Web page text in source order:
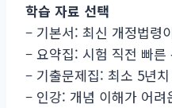
학습 자료 선택
– 기본서: 최신 개정법령
– 요약집: 시험 직전 빠른
– 기출문제집: 최소 5년
– 인강: 개념 이해가 어려